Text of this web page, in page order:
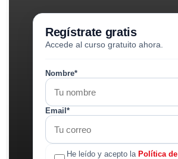
Regístrate gratis
Accede al curso gratuito ahora.
Nombre*
Email*
He leído y acepto la Política de